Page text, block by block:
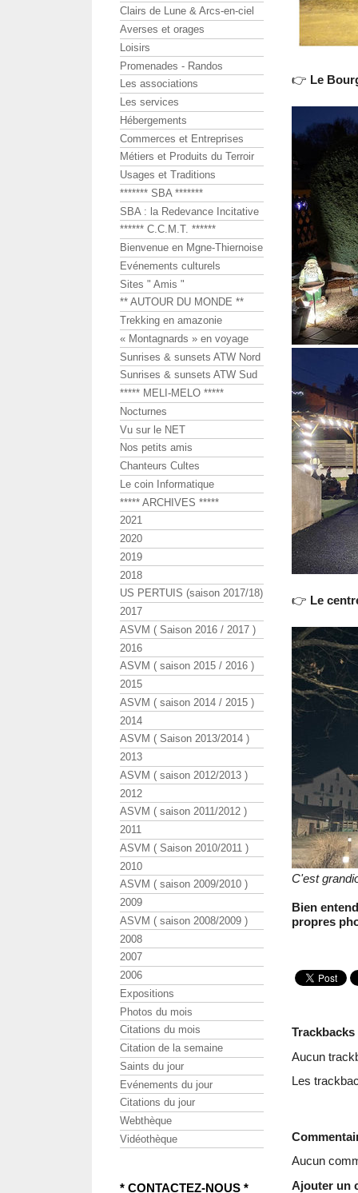
👉 Le
👉 Le
C'est
Bien
propres
Trackbacks
Aucun
Les
Aucun
Ajouter un
Clairs de Lune & Arcs-en-ciel
Averses et orages
Loisirs
Promenades - Randos
Les associations
Les services
Hébergements
Commerces et Entreprises
Métiers et Produits du Terroir
Usages et Traditions
******* SBA *******
SBA : la Redevance Incitative
****** C.C.M.T. ******
Bienvenue en Mgne-Thiernoise
Evénements culturels
Sites " Amis "
** AUTOUR DU MONDE **
Trekking en amazonie
« Montagnards » en voyage
Sunrises & sunsets ATW Nord
Sunrises & sunsets ATW Sud
***** MELI-MELO *****
Nocturnes
Vu sur le NET
Nos petits amis
Chanteurs Cultes
Le coin Informatique
***** ARCHIVES *****
2021
2020
2019
2018
US PERTUIS (saison 2017/18)
2017
ASVM ( Saison 2016 / 2017 )
2016
ASVM ( saison 2015 / 2016 )
2015
ASVM ( saison 2014 / 2015 )
2014
ASVM ( Saison 2013/2014 )
2013
ASVM ( saison 2012/2013 )
2012
ASVM ( saison 2011/2012 )
2011
ASVM ( Saison 2010/2011 )
2010
ASVM ( saison 2009/2010 )
2009
ASVM ( saison 2008/2009 )
2008
2007
2006
Expositions
Photos du mois
Citations du mois
Citation de la semaine
Saints du jour
Evénements du jour
Citations du jour
Webthèque
Vidéothèque
* CONTACTEZ-NOUS *